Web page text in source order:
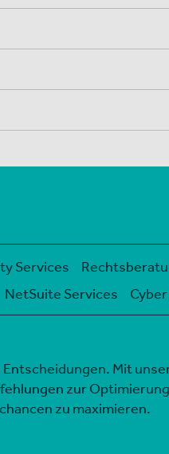
Services
NetSuite Services
Mit
zur
zu maximieren.